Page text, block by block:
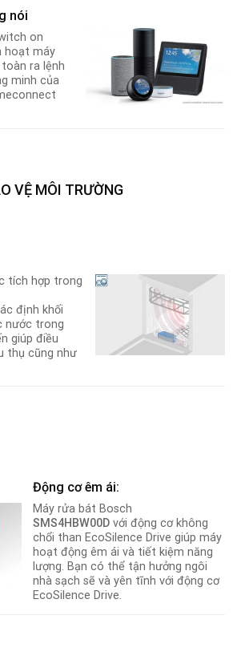
nói
on
hoạt máy
ra lệnh
minh của
VỆ MÔI TRƯỜNG
tích hợp trong
định khối
nước trong
giúp điều
thụ cũng như
Động cơ êm ái:
Máy rửa bát Bosch
SMS4HBW00D với động cơ không
chổi than EcoSilence Drive giúp máy
hoạt động êm ái và tiết kiệm năng
lượng. Bạn có thể tận hưởng ngôi
nhà sạch sẽ và yên tĩnh với động cơ
EcoSilence Drive.